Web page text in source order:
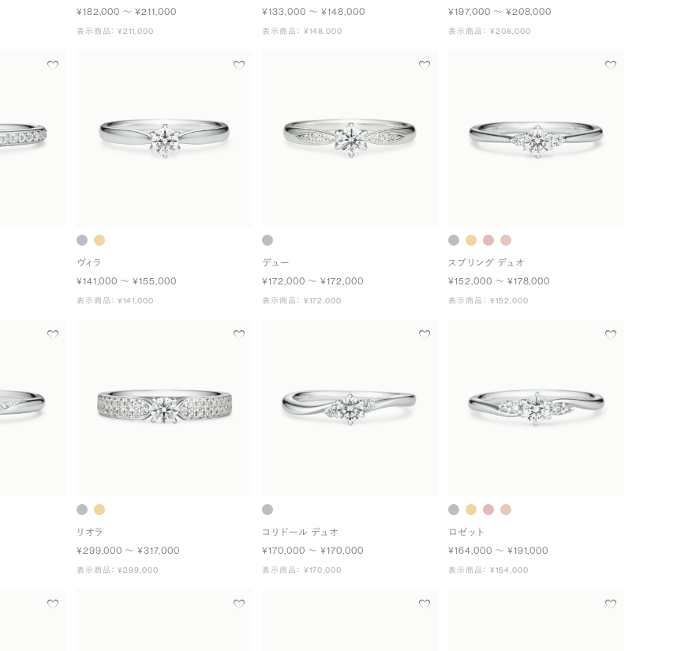
¥182,000 〜 ¥211,000
表示商品： ¥211,000
¥133,000 〜 ¥148,000
表示商品： ¥148,000
¥197,000 〜 ¥208,000
表示商品： ¥208,000
ヴィラ
¥141,000 〜 ¥155,000
表示商品： ¥141,000
デュー
¥172,000 〜 ¥172,000
表示商品： ¥172,000
スプリング デュオ
¥152,000 〜 ¥178,000
表示商品： ¥152,000
リオラ
¥299,000 〜 ¥317,000
表示商品： ¥299,000
コリドール デュオ
¥170,000 〜 ¥170,000
表示商品： ¥170,000
ロゼット
¥164,000 〜 ¥191,000
表示商品： ¥164,000